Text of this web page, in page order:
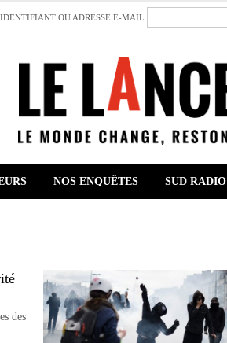
IDENTIFIANT OU ADRESSE E-MAIL
NOS ENQUÊTES SUD RADIO
des